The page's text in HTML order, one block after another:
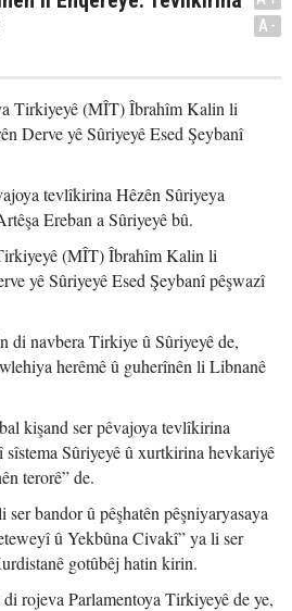
A-
Tirkiyeyê (MÎT) Îbrahîm Kalin li
Derve yê Sûriyeyê Esed Şeybanî
tevlîkirina Hêzên Sûriyeya
Ereban a Sûriyeyê bû.
(MÎT) Îbrahîm Kalin li
yê Sûriyeyê Esed Şeybanî pêşwazî
di navbera Tirkiye û Sûriyeyê de,
herêmê û guherînên li Libnanê
kişand ser pêvajoya tevlîkirina
Sûriyeyê û xurtkirina hevkariyê
terorê” de.
bandor û pêşhatên pêşniyaryasaya
û Yekbûna Civakî” ya li ser
gotûbêj hatin kirin.
rojeva Parlamentoya Tirkiyeyê de ye,